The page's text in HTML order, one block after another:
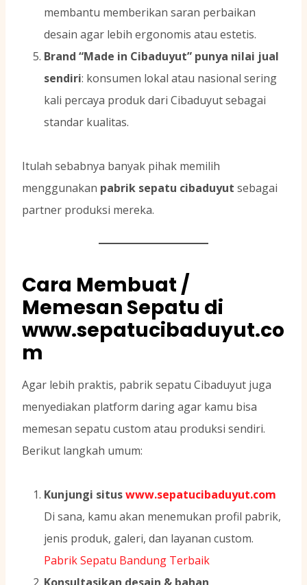
membantu memberikan saran perbaikan
desain agar lebih ergonomis atau estetis.
Brand “Made in Cibaduyut” punya nilai jual
sendiri: konsumen lokal atau nasional sering
kali percaya produk dari Cibaduyut sebagai
standar kualitas.
Itulah sebabnya banyak pihak memilih
menggunakan pabrik sepatu cibaduyut sebagai
partner produksi mereka.
Cara Membuat /
Memesan Sepatu di
www.sepatucibaduyut.co
m
Agar lebih praktis, pabrik sepatu Cibaduyut juga
menyediakan platform daring agar kamu bisa
memesan sepatu custom atau produksi sendiri.
Berikut langkah umum:
Kunjungi situswww.sepatucibaduyut.com
Di sana, kamu akan menemukan profil pabrik,
jenis produk, galeri, dan layanan custom.
Pabrik Sepatu Bandung Terbaik